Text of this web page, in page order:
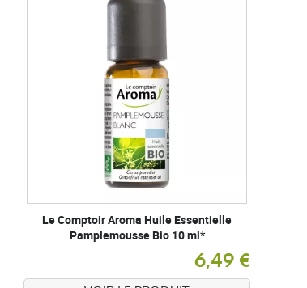
Le Comptoir Aroma Huile Essentielle
Pamplemousse Bio 10 ml*
6,49 €